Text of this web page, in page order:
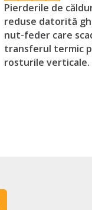
Pierderile de
reduse datorită
nut-feder care
transferul termic
rosturile verticale.